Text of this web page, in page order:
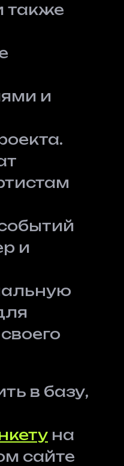
также
и
и
в базу,
на
сайте